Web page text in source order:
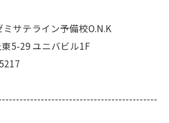
サテライン予備校O.N.K
5-29 ユニバビル1F